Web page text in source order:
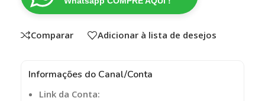
Comparar Adicionar à lista de desejos
Informações do Canal/Conta
Link da Conta: